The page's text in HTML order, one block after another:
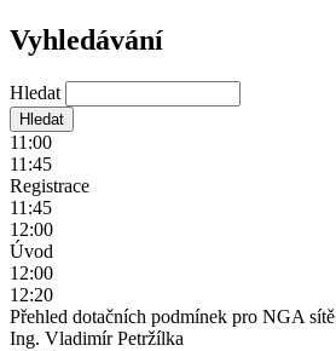
Vyhledávání
Hledat
11:00
11:45
Registrace
11:45
12:00
Úvod
12:00
12:20
Přehled dotačních podmínek pro NGA sítě
Ing. Vladimír Petržílka